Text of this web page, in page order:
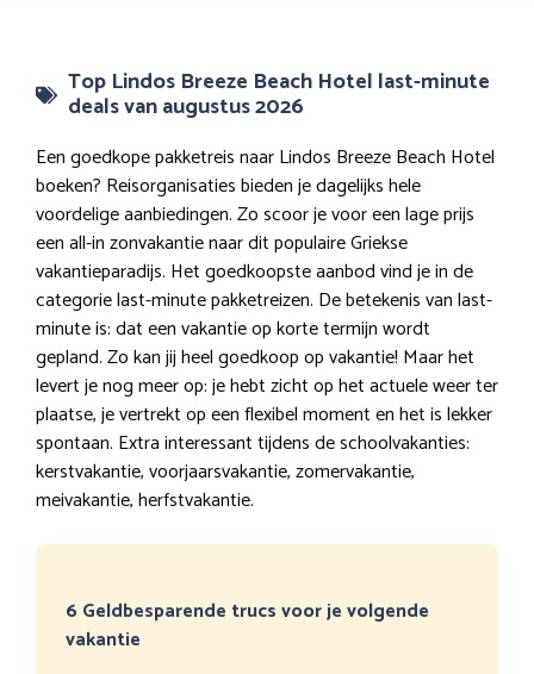
Top Lindos Breeze Beach Hotel last-minute
deals van augustus 2026
Een goedkope pakketreis naar Lindos Breeze Beach Hotel
boeken? Reisorganisaties bieden je dagelijks hele
voordelige aanbiedingen. Zo scoor je voor een lage prijs
een all-in zonvakantie naar dit populaire Griekse
vakantieparadijs. Het goedkoopste aanbod vind je in de
categorie last-minute pakketreizen. De betekenis van last-
minute is: dat een vakantie op korte termijn wordt
gepland. Zo kan jij heel goedkoop op vakantie! Maar het
levert je nog meer op: je hebt zicht op het actuele weer ter
plaatse, je vertrekt op een flexibel moment en het is lekker
spontaan. Extra interessant tijdens de schoolvakanties:
kerstvakantie, voorjaarsvakantie, zomervakantie,
meivakantie, herfstvakantie.
6 Geldbesparende trucs voor je volgende
vakantie